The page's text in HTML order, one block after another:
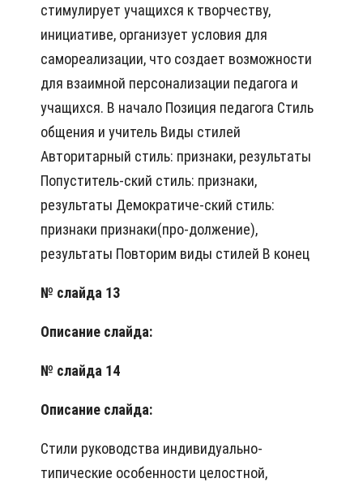
стимулирует учащихся к творчеству,
инициативе, организует условия для
самореализации, что создает возможности
для взаимной персонализации педагога и
учащихся. В начало Позиция педагога Стиль
общения и учитель Виды стилей
Авторитарный стиль: признаки, результаты
Попуститель-ский стиль: признаки,
результаты Демократиче-ский стиль:
признаки признаки(про-должение),
результаты Повторим виды стилей В конец
№ слайда 13
Описание слайда:
№ слайда 14
Описание слайда:
Стили руководства индивидуально-
типические особенности целостной,